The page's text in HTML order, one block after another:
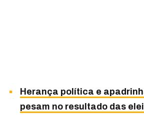
Herança política e
pesam no resultado das